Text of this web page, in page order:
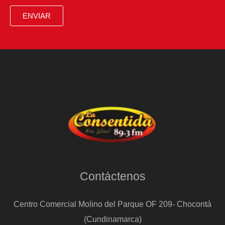
silencio
ENVIAR
Contáctenos
Centro Comercial Molino del Parque OF 209- Chocontá
(Cundinamarca)